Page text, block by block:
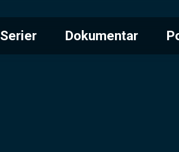
Serier Dokumentar